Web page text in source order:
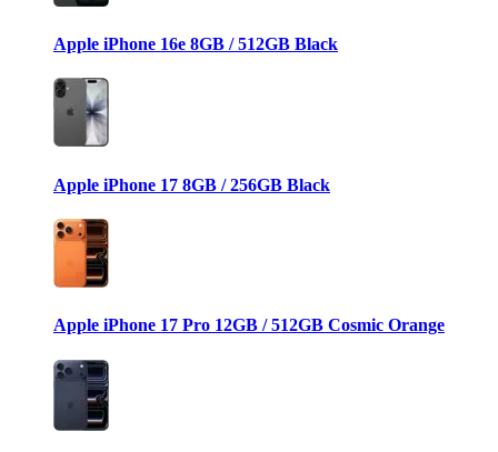
Apple iPhone 16e 8GB / 512GB Black
Apple iPhone 17 8GB / 256GB Black
Apple iPhone 17 Pro 12GB / 512GB Cosmic Orange